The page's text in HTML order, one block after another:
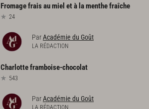
Fromagefraisaumiel età lamenthefraîche
24
ParAcadémie du Goût
LA RÉDACTION
Charlotteframboise-chocolat
543
ParAcadémie du Goût
LA RÉDACTION